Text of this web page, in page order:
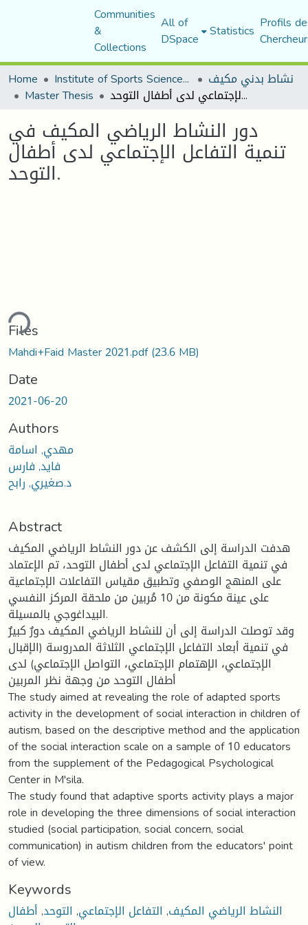
Communities
&
Collections
All of
DSpace Statistics Profils
Home
Institute of Sports Sciences and Techniques نشاط بدني مكيف
Master Thesis دور النشاط الرياضي المكيف في تنمية التفاعل الإجتماعي لدى أطفال التوحد.
دور النشاط الرياضي المكيف في
تنمية التفاعل الإجتماعي لدى أطفال
التوحد.
Files
Mahdi+Faid Master 2021.pdf(23.6 MB)
Date
2021-06-20
Authors
مهدي, اسامة
فايد, فارس
د.صغيري, رابح
Abstract
هدفت الدراسة إلى الكشف عن دور النشاط الرياضي المكيف
في تنمية التفاعل الإجتماعي لدى أطفال التوحد، تم الإعتماد
على المنهج الوصفي وتطبيق مقياس التفاعلات الإجتماعية
على عينة مكونة من 10 مُربين من ملحقة المركز النفسي
البيداغوجي بالمسيلة.
وقد توصلت الدراسة إلى أن للنشاط الرياضي المكيف دورٌ كبيرٌ
في تنمية أبعاد التفاعل الإجتماعي الثلاثة المدروسة (الإقبال
الإجتماعي، الإهتمام الإجتماعي، التواصل الإجتماعي) لدى
أطفال التوحد من وجهة نظر المربين
The study aimed at revealing the role of adapted sports
activity in the development of social interaction in children of
autism, based on the descriptive method and the application
of the social interaction scale on a sample of 10 educators
from the supplement of the Pedagogical Psychological
Center in M'sila.
The study found that adaptive sports activity plays a major
role in developing the three dimensions of social interaction
studied (social participation, social concern, social
communication) in autism children from the educators' point
of view.
Keywords
النشاط الرياضي المكيف, التفاعل الإجتماعي, التوحد,أطفال